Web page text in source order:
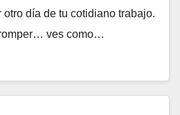
día de tu cotidiano trabajo.
ves como…